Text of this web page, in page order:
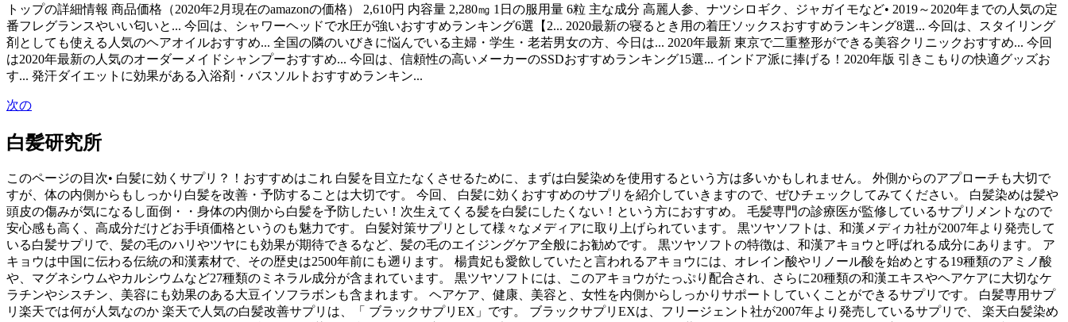
トップの詳細情報 商品価格（2020年2月現在のamazonの価格） 2,610円 内容量 2,280㎎ 1日の服用量 6粒 主な成分 高麗人参、ナツシロギク、ジャガイモなど• 2019～2020年までの人気の定
番フレグランスやいい匂いと... 今回は、シャワーヘッドで水圧が強いおすすめランキング6選【2... 2020最新の寝るとき用の着圧ソックスおすすめランキング8選... 今回は、スタイリング
剤としても使える人気のヘアオイルおすすめ... 全国の隣のいびきに悩んでいる主婦・学生・老若男女の方、今日は... 2020年最新 東京で二重整形ができる美容クリニックおすすめ... 今回
は2020年最新の人気のオーダーメイドシャンプーおすすめ... 今回は、信頼性の高いメーカーのSSDおすすめランキング15選... インドア派に捧げる！2020年版 引きこもりの快適グッズお
す... 発汗ダイエットに効果がある入浴剤・バスソルトおすすめランキン...
次の
白髪研究所
このページの目次• 白髪に効くサプリ？！おすすめはこれ 白髪を目立たなくさせるために、まずは白髪染めを使用するという方は多いかもしれません。 外側からのアプローチも大切で
すが、体の内側からもしっかり白髪を改善・予防することは大切です。 今回、 白髪に効くおすすめのサプリを紹介していきますので、ぜひチェックしてみてください。 白髪染めは髪や
頭皮の傷みが気になるし面倒・・身体の内側から白髪を予防したい！次生えてくる髪を白髪にしたくない！という方におすすめ。 毛髪専門の診療医が監修しているサプリメントなので
安心感も高く、高成分だけどお手頃価格というのも魅力です。 白髪対策サプリとして様々なメディアに取り上げられています。 黒ツヤソフトは、和漢メディカ社が2007年より発売して
いる白髪サプリで、髪の毛のハリやツヤにも効果が期待できるなど、髪の毛のエイジングケア全般にお勧めです。 黒ツヤソフトの特徴は、和漢アキョウと呼ばれる成分にあります。 ア
キョウは中国に伝わる伝統の和漢素材で、その歴史は2500年前にも遡ります。 楊貴妃も愛飲していたと言われるアキョウには、オレイン酸やリノール酸を始めとする19種類のアミノ酸
や、マグネシウムやカルシウムなど27種類のミネラル成分が含まれています。 黒ツヤソフトには、このアキョウがたっぷり配合され、さらに20種類の和漢エキスやヘアケアに大切なケ
ラチンやシスチン、美容にも効果のある大豆イソフラボンも含まれます。 ヘアケア、健康、美容と、女性を内側からしっかりサポートしていくことができるサプリです。 白髪専用サプ
リ楽天では何が人気なのか 楽天で人気の白髪改善サプリは、「 ブラックサプリEX」です。 ブラックサプリEXは、フリージェント社が2007年より発売しているサプリで、 楽天白髪染め